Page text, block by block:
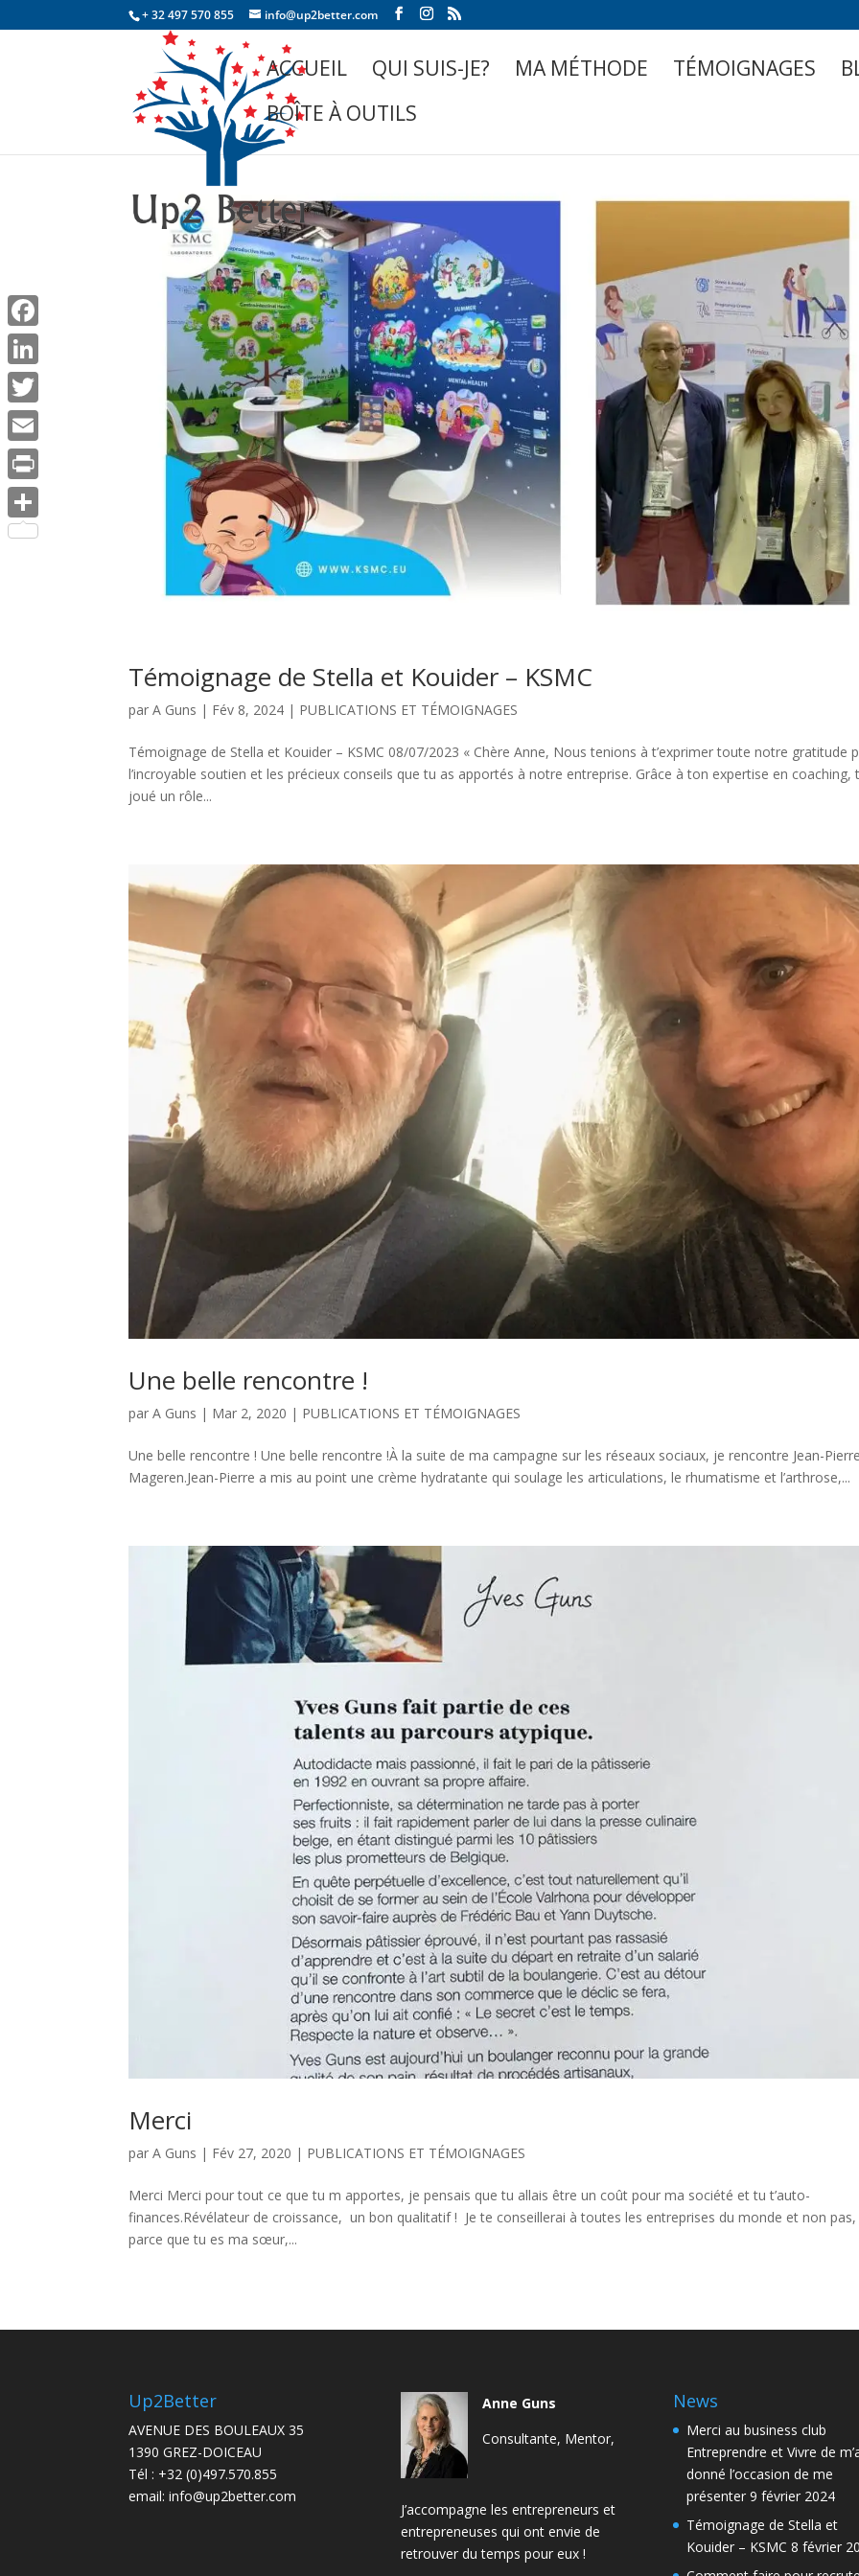
+ 32 497 570 855 info@up2better.com
ACCUEIL QUI SUIS-JE? MA MÉTHODE TÉMOIGNAGES
BOÎTE À OUTILS
Témoignage de Stella et Kouider – KSMC
parA Guns | Fév 8, 2024 | PUBLICATIONS ET TÉMOIGNAGES
Témoignage de Stella et Kouider – KSMC 08/07/2023 « Chère Anne, Nous tenions à t’exprimer toute notre gratitude
l’incroyable soutien et les précieux conseils que tu as apportés à notre entreprise. Grâce à ton expertise en coaching,
joué un rôle...
Une belle rencontre !
parA Guns | Mar 2, 2020 | PUBLICATIONS ET TÉMOIGNAGES
Une belle rencontre ! Une belle rencontre !À la suite de ma campagne sur les réseaux sociaux, je rencontre Jean-
Mageren.Jean-Pierre a mis au point une crème hydratante qui soulage les articulations, le rhumatisme et l’arthrose,...
Merci
parA Guns | Fév 27, 2020 | PUBLICATIONS ET TÉMOIGNAGES
Merci Merci pour tout ce que tu m apportes, je pensais que tu allais être un coût pour ma société et tu t’auto-
finances.Révélateur de croissance, un bon qualitatif ! Je te conseillerai à toutes les entreprises du monde et non
parce que tu es ma sœur,...
Up2Better
AVENUE DES BOULEAUX 35
1390 GREZ-DOICEAU
Tél : +32 (0)497.570.855
email:info@up2better.com
Anne Guns
Consultante, Mentor,
J’accompagne les entrepreneurs et
entrepreneuses qui ont envie de
retrouver du temps pour eux !
News
Merci au business club
Entreprendre et Vivre de
donné l’occasion de me
présenter 9 février 2024
Témoignage de Stella et
Kouider – KSMC 8 février
Facebook
LinkedIn
Twitter
Email
Print
Partager